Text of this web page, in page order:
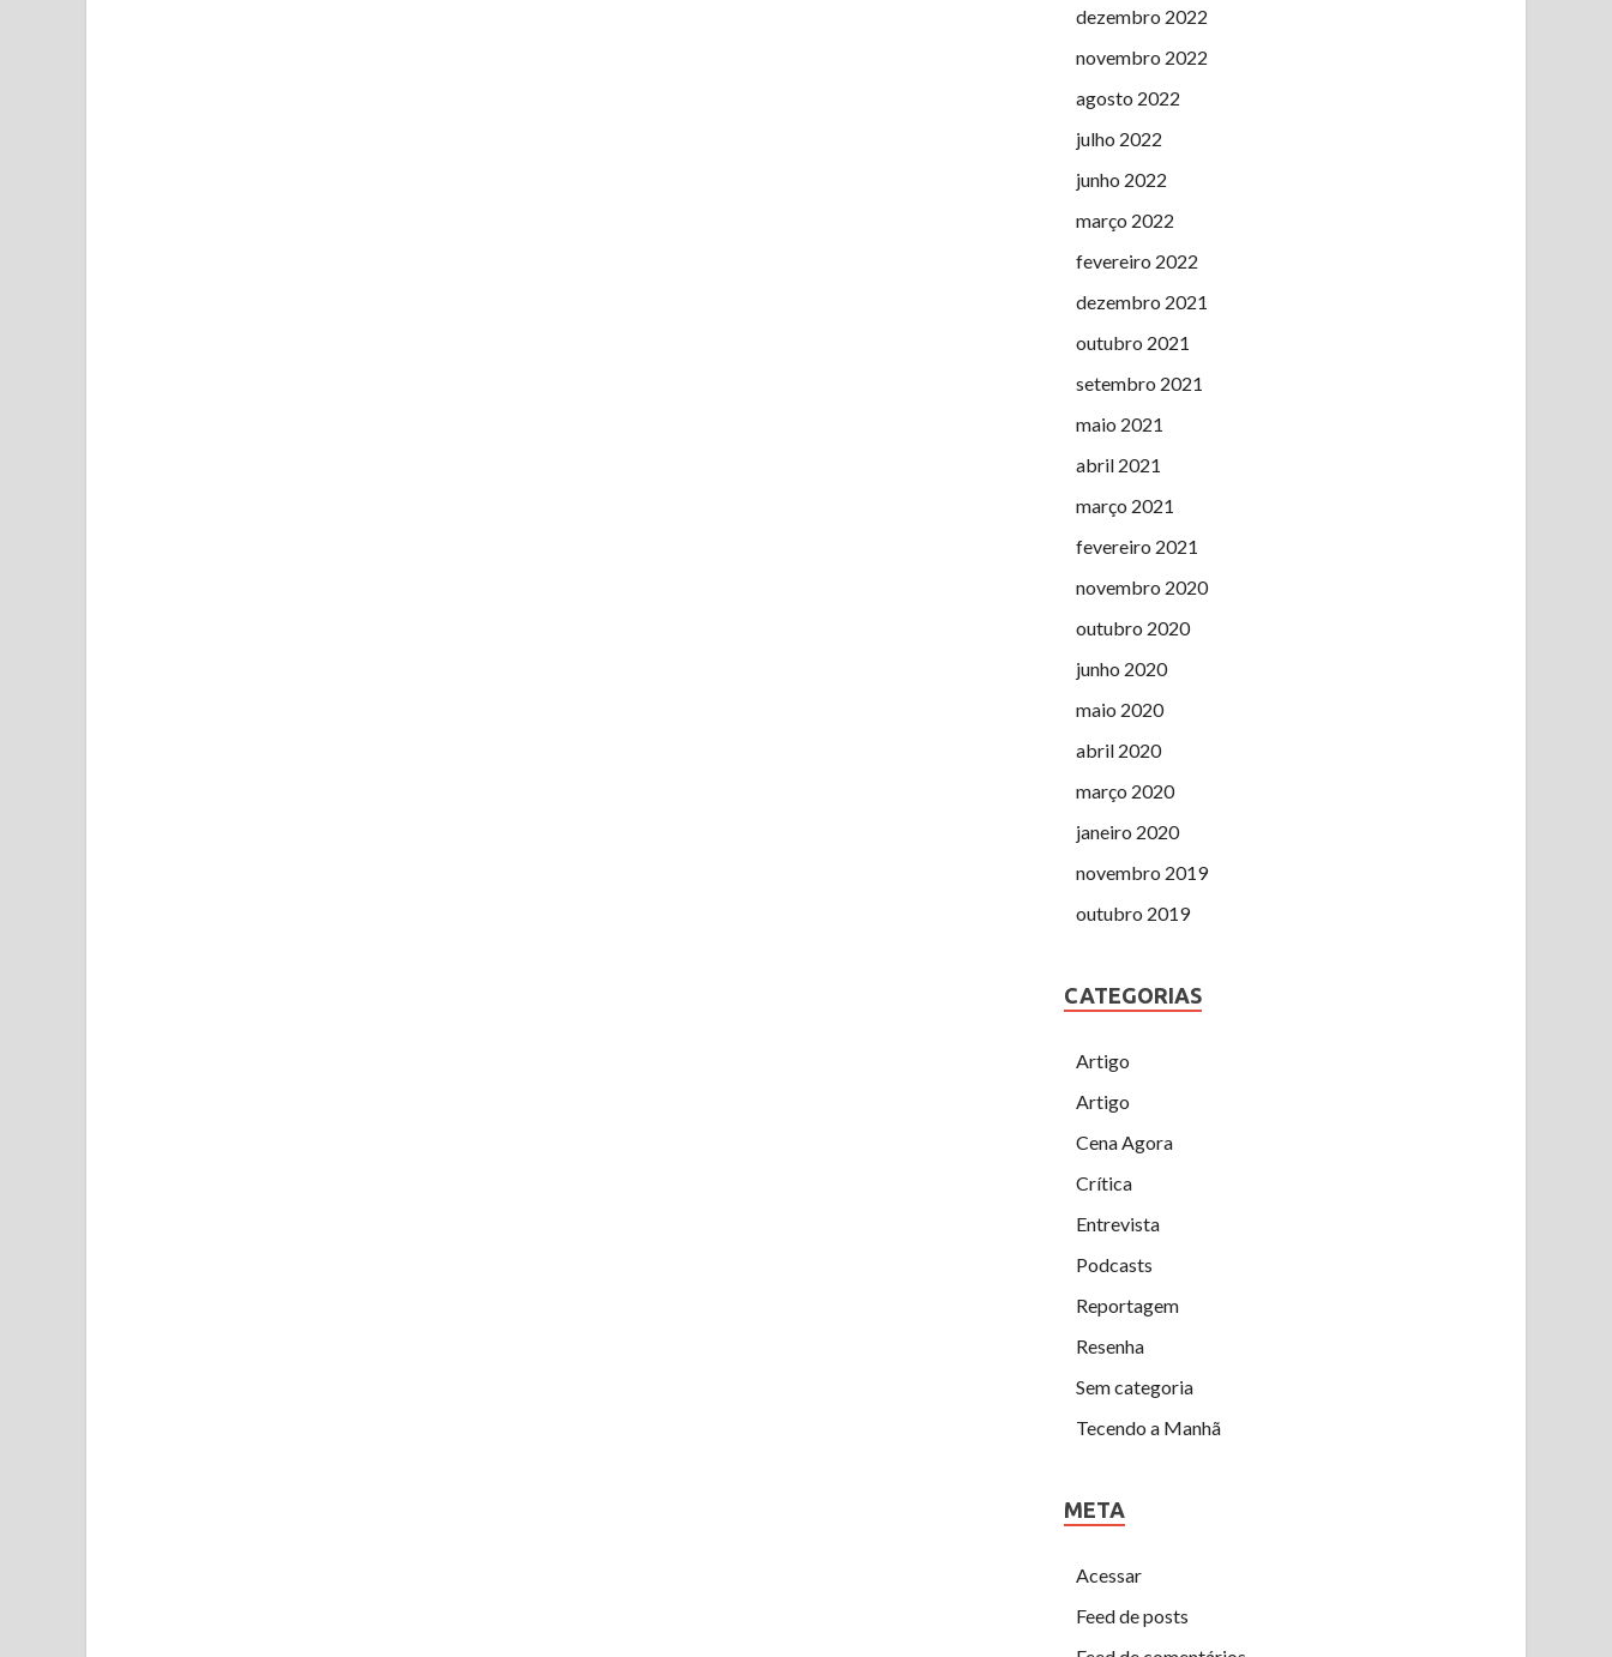
dezembro 2022
novembro 2022
agosto 2022
julho 2022
junho 2022
março 2022
fevereiro 2022
dezembro 2021
outubro 2021
setembro 2021
maio 2021
abril 2021
março 2021
fevereiro 2021
novembro 2020
outubro 2020
junho 2020
maio 2020
abril 2020
março 2020
janeiro 2020
novembro 2019
outubro 2019
CATEGORIAS
Artigo
Artigo
Cena Agora
Crítica
Entrevista
Podcasts
Reportagem
Resenha
Sem categoria
Tecendo a Manhã
META
Acessar
Feed de posts